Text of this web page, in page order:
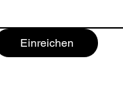
Einreichen